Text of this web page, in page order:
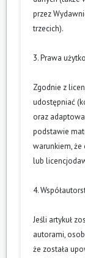
przez
trzecich).
3. Prawa
Zgodnie z
udostępniać
oraz
podstawie
warunkiem,
lub
4.
Jeśli artykuł
autorami,
że została